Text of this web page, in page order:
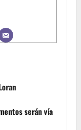
serán vía